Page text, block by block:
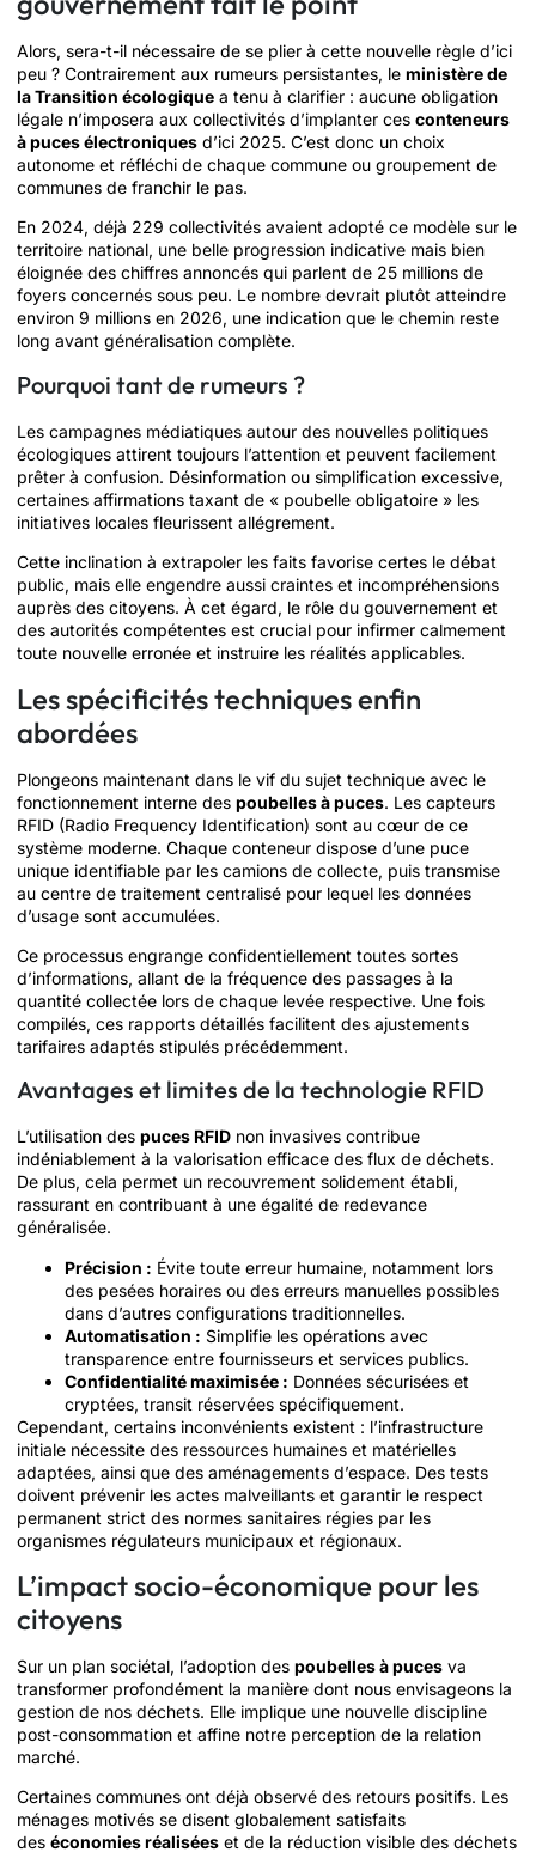
Alors, sera-t-il nécessaire de se plier à cette nouvelle règle d’ici
peu ? Contrairement aux rumeurs persistantes, le ministère de
la Transition écologique a tenu à clarifier : aucune obligation
légale n’imposera aux collectivités d’implanter ces conteneurs
à puces électroniques d’ici 2025. C’est donc un choix
autonome et réfléchi de chaque commune ou groupement de
communes de franchir le pas.
En 2024, déjà 229 collectivités avaient adopté ce modèle sur le
territoire national, une belle progression indicative mais bien
éloignée des chiffres annoncés qui parlent de 25 millions de
foyers concernés sous peu. Le nombre devrait plutôt atteindre
environ 9 millions en 2026, une indication que le chemin reste
long avant généralisation complète.
Pourquoi tant de rumeurs ?
Les campagnes médiatiques autour des nouvelles politiques
écologiques attirent toujours l’attention et peuvent facilement
prêter à confusion. Désinformation ou simplification excessive,
certaines affirmations taxant de « poubelle obligatoire » les
initiatives locales fleurissent allégrement.
Cette inclination à extrapoler les faits favorise certes le débat
public, mais elle engendre aussi craintes et incompréhensions
auprès des citoyens. À cet égard, le rôle du gouvernement et
des autorités compétentes est crucial pour infirmer calmement
toute nouvelle erronée et instruire les réalités applicables.
Les spécificités techniques enfin
abordées
Plongeons maintenant dans le vif du sujet technique avec le
fonctionnement interne des poubelles à puces. Les capteurs
RFID (Radio Frequency Identification) sont au cœur de ce
système moderne. Chaque conteneur dispose d’une puce
unique identifiable par les camions de collecte, puis transmise
au centre de traitement centralisé pour lequel les données
d’usage sont accumulées.
Ce processus engrange confidentiellement toutes sortes
d’informations, allant de la fréquence des passages à la
quantité collectée lors de chaque levée respective. Une fois
compilés, ces rapports détaillés facilitent des ajustements
tarifaires adaptés stipulés précédemment.
Avantages et limites de la technologie RFID
L’utilisation des puces RFID non invasives contribue
indéniablement à la valorisation efficace des flux de déchets.
De plus, cela permet un recouvrement solidement établi,
rassurant en contribuant à une égalité de redevance
généralisée.
Précision : Évite toute erreur humaine, notamment lors
des pesées horaires ou des erreurs manuelles possibles
dans d’autres configurations traditionnelles.
Automatisation : Simplifie les opérations avec
transparence entre fournisseurs et services publics.
Confidentialité maximisée : Données sécurisées et
cryptées, transit réservées spécifiquement.
Cependant, certains inconvénients existent : l’infrastructure
initiale nécessite des ressources humaines et matérielles
adaptées, ainsi que des aménagements d’espace. Des tests
doivent prévenir les actes malveillants et garantir le respect
permanent strict des normes sanitaires régies par les
organismes régulateurs municipaux et régionaux.
L’impact socio-économique pour les
citoyens
Sur un plan sociétal, l’adoption des poubelles à puces va
transformer profondément la manière dont nous envisageons la
gestion de nos déchets. Elle implique une nouvelle discipline
post-consommation et affine notre perception de la relation
marché.
Certaines communes ont déjà observé des retours positifs. Les
ménages motivés se disent globalement satisfaits
des économies réalisées et de la réduction visible des déchets